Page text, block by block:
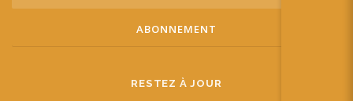
RESTEZ À JOUR